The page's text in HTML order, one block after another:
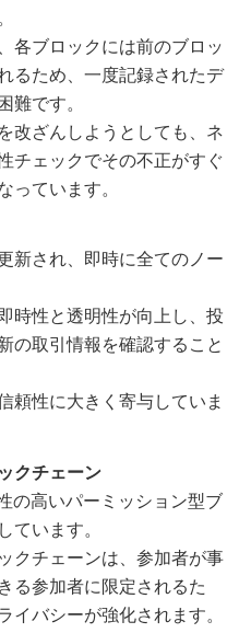
各ブロックには前のブロッ
るため、一度記録されたデ
難です。
改ざんしようとしても、ネ
チェックでその不正がすぐ
っています。
新され、即時に全てのノー
時性と透明性が向上し、投
の取引情報を確認すること
頼性に大きく寄与していま
クチェーン
の高いパーミッション型ブ
ています。
クチェーンは、参加者が事
る参加者に限定されるた
イバシーが強化されます。